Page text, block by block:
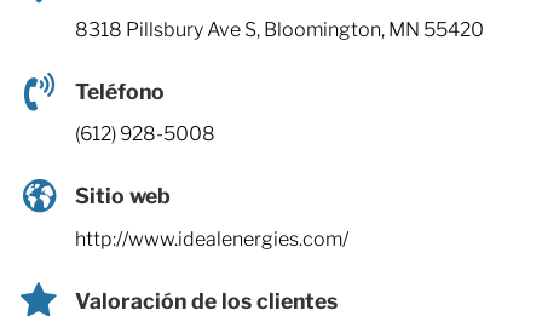
8318 Pillsbury Ave S, Bloomington, MN 55420
Teléfono
(612) 928-5008
Sitio web
http://www.idealenergies.com/
Valoración de los clientes